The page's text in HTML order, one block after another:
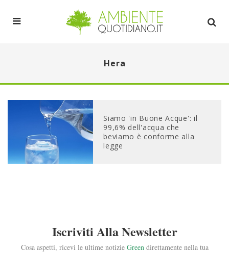
Hera
Siamo 'in Buone Acque': il
99,6% dell'acqua che
beviamo è conforme alla
legge
Iscriviti Alla Newsletter
Cosa aspetti, ricevi le ultime notizie Greendirettamente nella tua